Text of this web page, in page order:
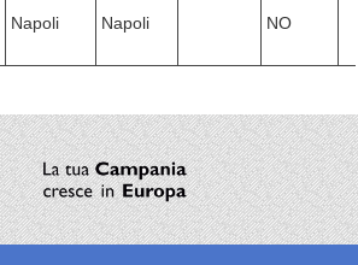
Napoli Napoli NO